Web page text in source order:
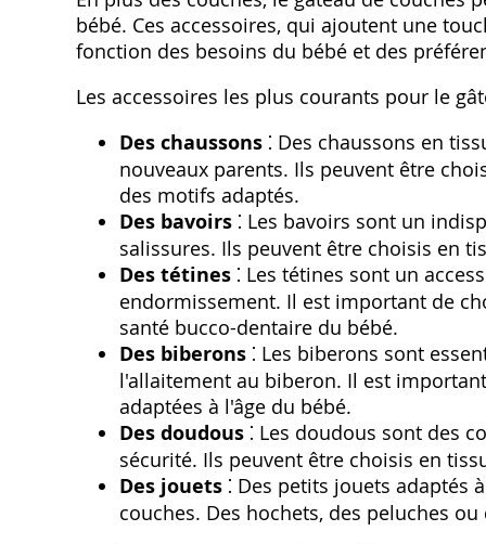
bébé. Ces accessoires, qui ajoutent une
fonction des besoins du bébé et des
Les accessoires les plus courants pour le
Des chaussons ⁚ Des chaussons en
nouveaux parents. Ils peuvent être
des motifs adaptés.
Des bavoirs ⁚ Les bavoirs sont un
salissures. Ils peuvent être choisis en
Des tétines ⁚ Les tétines sont un
endormissement. Il est important de
santé bucco-dentaire du bébé.
Des biberons ⁚ Les biberons sont
l'allaitement au biberon. Il est
adaptées à l'âge du bébé.
Des doudous ⁚ Les doudous sont des
sécurité. Ils peuvent être choisis en
Des jouets ⁚ Des petits jouets adaptés
couches. Des hochets, des peluches